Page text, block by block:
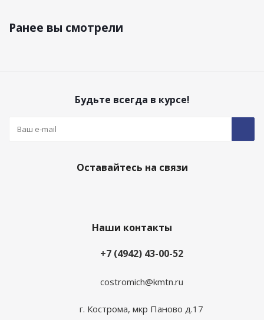
Ранее вы смотрели
Будьте всегда в курсе!
Оставайтесь на связи
Наши контакты
+7 (4942) 43-00-52
costromich@kmtn.ru
г. Кострома, мкр Паново д.17